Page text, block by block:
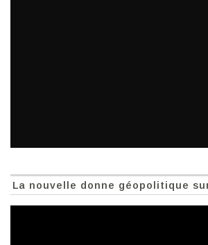
La nouvelle donne géopolitique